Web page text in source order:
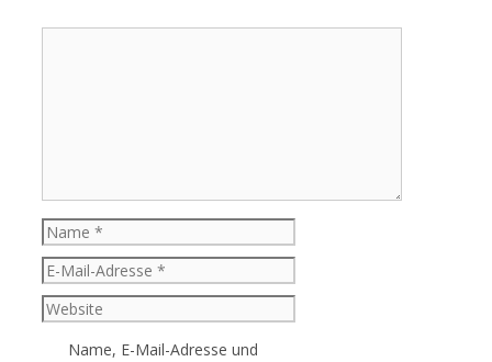
Name
E-
Mail-
Adresse
Website
Name, E-Mail-Adresse und